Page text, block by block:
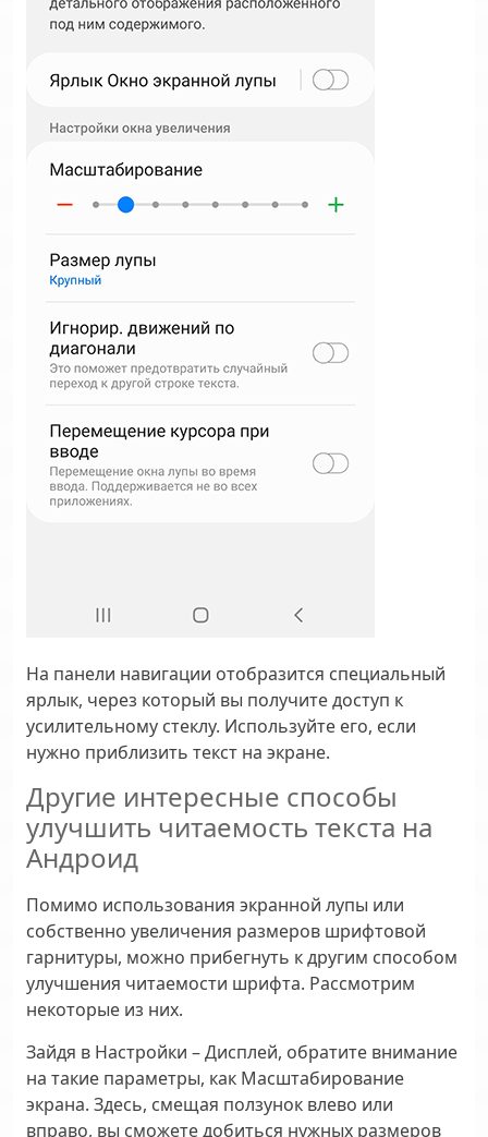
На панели навигации отобразится специальный
ярлык, через который вы получите доступ к
усилительному стеклу. Используйте его, если
нужно приблизить текст на экране.
Другие интересные способы
улучшить читаемость текста на
Андроид
Помимо использования экранной лупы или
собственно увеличения размеров шрифтовой
гарнитуры, можно прибегнуть к другим способом
улучшения читаемости шрифта. Рассмотрим
некоторые из них.
Зайдя в Настройки –Дисплей, обратите внимание
на такие параметры, как Масштабирование
экрана. Здесь, смещая ползунок влево или
вправо, вы сможете добиться нужных размеров